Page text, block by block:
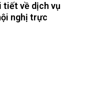
tiết về dịch vụ
nghị trực